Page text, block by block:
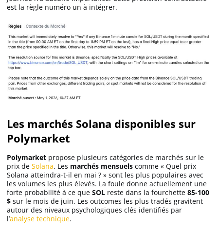
est la règle numéro un à intégrer.
Les marchés Solana disponibles sur
Polymarket
Polymarket propose plusieurs catégories de marchés sur le
prix de Solana. Les marchés mensuels comme « Quel prix
Solana atteindra-t-il en mai ? » sont les plus populaires avec
les volumes les plus élevés. La foule donne actuellement une
forte probabilité à ce que SOL reste dans la fourchette 85-100
$ sur le mois de juin. Les outcomes les plus tradés gravitent
autour des niveaux psychologiques clés identifiés par
l’analyse technique.